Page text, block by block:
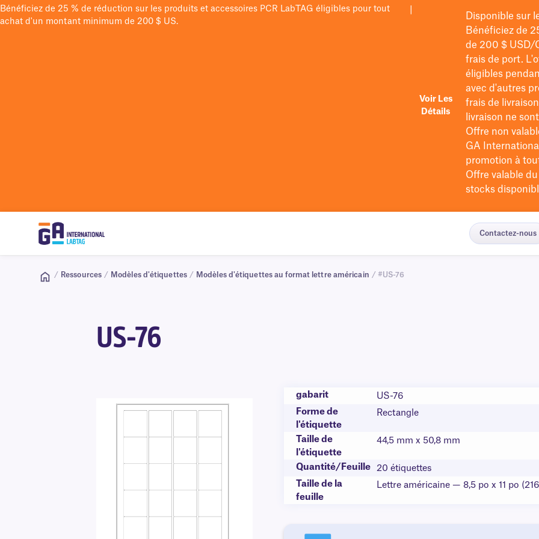
Bénéficiez de 25 % de réduction sur les produits et accessoires PCR LabTAG éligibles pour tout
achat d'un montant minimum de 200 $ US.
Voir Les
Détails
Disponible sur
Bénéficiez de
de 200 $USD/
frais de port.
éligibles
avec d'autres
frais de
livraison ne
Offre non
GA
promotion à
Offre valable
stocks
Contactez-nous
/ Ressources / Modèles d'étiquettes / Modèles d'étiquettes au format lettre américain / #US-76
US-76
gabarit
US-76
Forme de
l'étiquette
Rectangle
Taille de
l'étiquette
44,5 mm x 50,8 mm
Quantité/Feuille
20 étiquettes
Taille de la
feuille
Lettre américaine — 8,5 po x 11 po